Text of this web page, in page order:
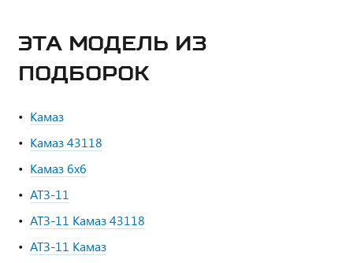
ЭТА МОДЕЛЬ ИЗ
ПОДБОРОК
Камаз
Камаз 43118
Камаз 6х6
АТЗ-11
АТЗ-11 Камаз 43118
АТЗ-11 Камаз